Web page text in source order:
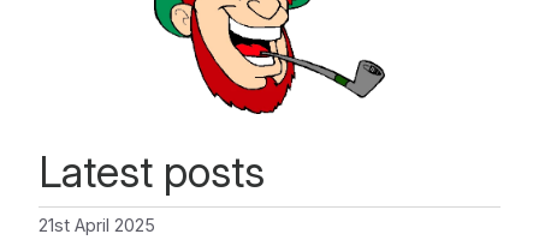
Latest posts
21st April 2025